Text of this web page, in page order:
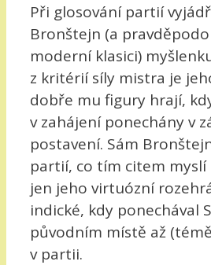
Při glosování partií
Bronštejn (a
moderní klasici)
z kritérií síly mistra je
dobře mu figury hrají,
v zahájení ponechány v
postavení. Sám
partií, co tím citem
jen jeho virtuózní
indické, kdy ponechával
původním místě až
v partii.